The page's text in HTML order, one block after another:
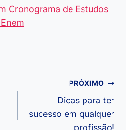
Cronograma de Estudos
PRÓXIMO
Dicas para ter
sucesso em qualquer
profissão!